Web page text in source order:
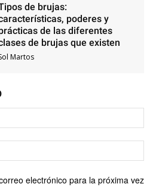
de brujas:
poderes y
de las diferentes
de brujas que existen
Martos
electrónico para la próxima vez